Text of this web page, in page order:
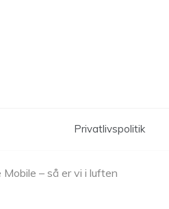
Privatlivspolitik
Mobile – så er vi i luften